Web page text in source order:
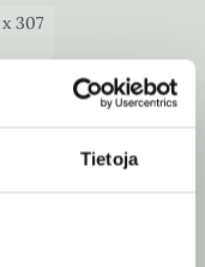
Tietoja
x307
i
n
n
t